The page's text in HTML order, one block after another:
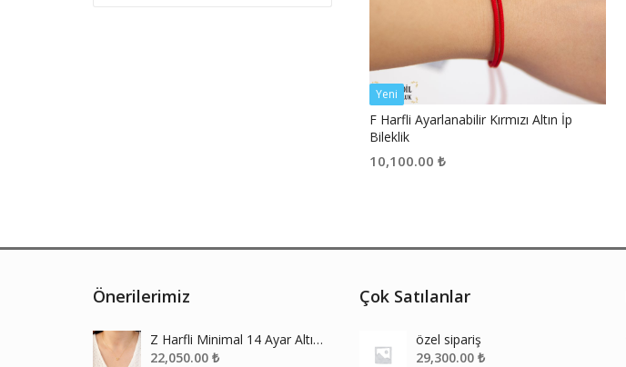
Yeni
F Harfli Ayarlanabilir Kırmızı Altın İp
Bileklik
10,100.00 ₺
Önerilerimiz
Z Harfli Minimal 14 Ayar Altın Kolye
22,050.00 ₺
Çok Satılanlar
özel sipariş
29,300.00 ₺